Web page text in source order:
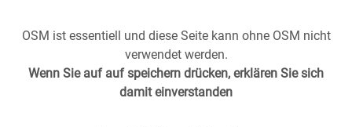
OSM ist essentiell und diese Seite kann ohne OSM nicht
verwendet werden.
Wenn Sie auf auf speichern drücken, erklären Sie sich
damit einverstanden